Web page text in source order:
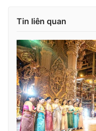
Tin liên quan